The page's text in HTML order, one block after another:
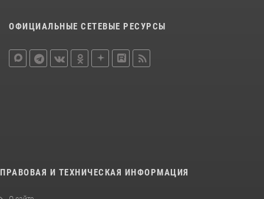
ОФИЦИАЛЬНЫЕ СЕТЕВЫЕ РЕСУРСЫ
ПРАВОВАЯ И ТЕХНИЧЕСКАЯ ИНФОРМАЦИЯ